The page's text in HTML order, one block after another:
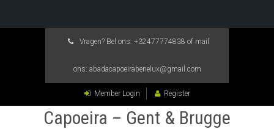
Vragen? Bel ons: +32477774838 of mail
ons: abadacapoeirabenelux@gmail.com
Member Login Register
Capoeira – Gent & Brugge